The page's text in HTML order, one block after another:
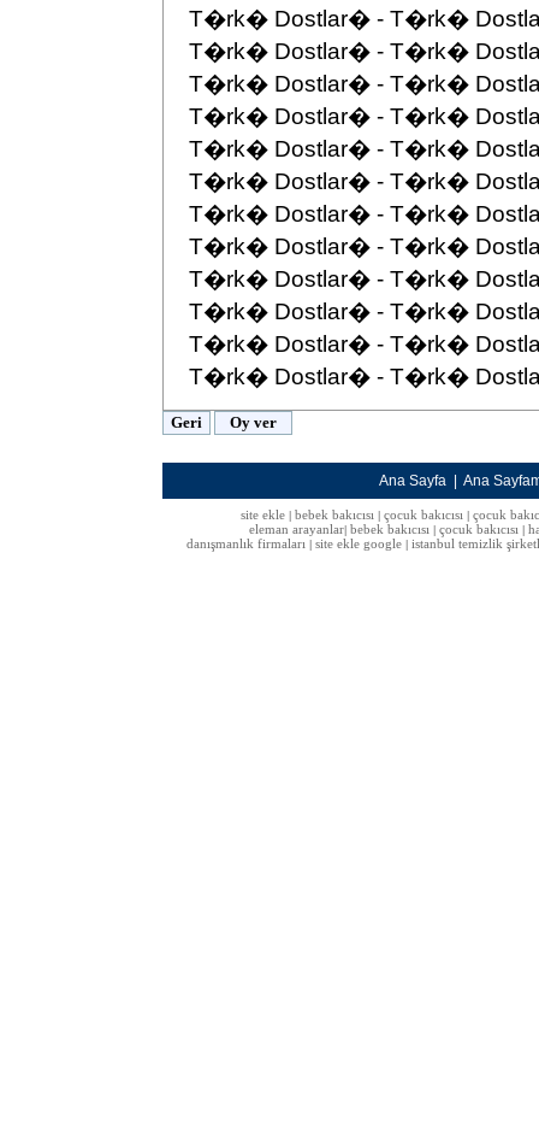
T�rk� Dostlar� - T�rk�
T�rk� Dostlar� - T�rk�
T�rk� Dostlar� - T�rk�
T�rk� Dostlar� - T�rk�
T�rk� Dostlar� - T�rk�
T�rk� Dostlar� - T�rk�
T�rk� Dostlar� - T�rk�
T�rk� Dostlar� - T�rk�
T�rk� Dostlar� - T�rk�
T�rk� Dostlar� - T�rk�
T�rk� Dostlar� - T�rk�
T�rk� Dostlar� - T�rk�
Ana Sayfa Ana
site ekle| bebek bakıcısı| çocuk bakıcısı| çocuk
eleman arayanlar bebek bakıcısı çocuk bakıcısı
danışmanlık firmaları
site ekle google istanbul temizlik